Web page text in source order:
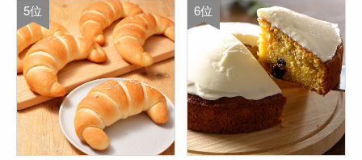
5位 6位